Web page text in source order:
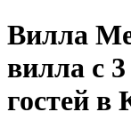
Вилла
вилла с
гостей в